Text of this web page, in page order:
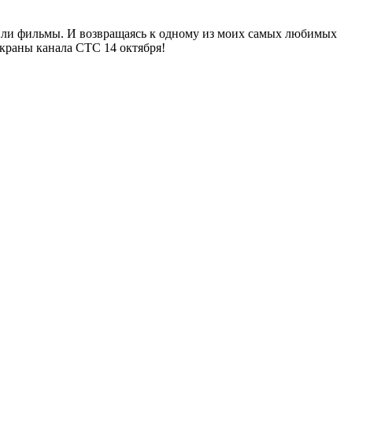
фильмы. И возвращаясь к одному из моих самых любимых
канала СТС 14 октября!